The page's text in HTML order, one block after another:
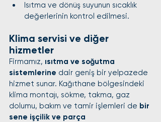
Isıtma ve dönüş suyunun sıcaklık
değerlerinin kontrol edilmesi.
Klima servisi ve diğer
hizmetler
Firmamız, ısıtma ve soğutma
sistemlerine dair geniş bir yelpazede
hizmet sunar. Kağıthane bölgesindeki
klima montajı, sökme, takma, gaz
dolumu, bakım ve tamir işlemleri de bir
sene işçilik ve parça